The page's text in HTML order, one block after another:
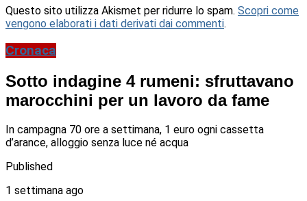
Questo sito utilizza Akismet per ridurre lo spam. Scopri come
vengono elaborati i dati derivati dai commenti.
Cronaca
Sotto indagine 4 rumeni: sfruttavano
marocchini per un lavoro da fame
In campagna 70 ore a settimana, 1 euro ogni cassetta
d’arance, alloggio senza luce né acqua
Published
1 settimana ago